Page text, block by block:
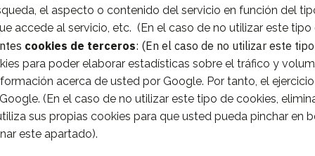
el aspecto o contenido del servicio en función del
accede al servicio, etc. (En el caso de no utilizar este
cookies de terceros: (En el caso de no utilizar este
para poder elaborar estadísticas sobre el tráfico y
acerca de usted por Google. Por tanto, el
(En el caso de no utilizar este tipo de cookies,
sus propias cookies para que usted pueda pinchar
este apartado).